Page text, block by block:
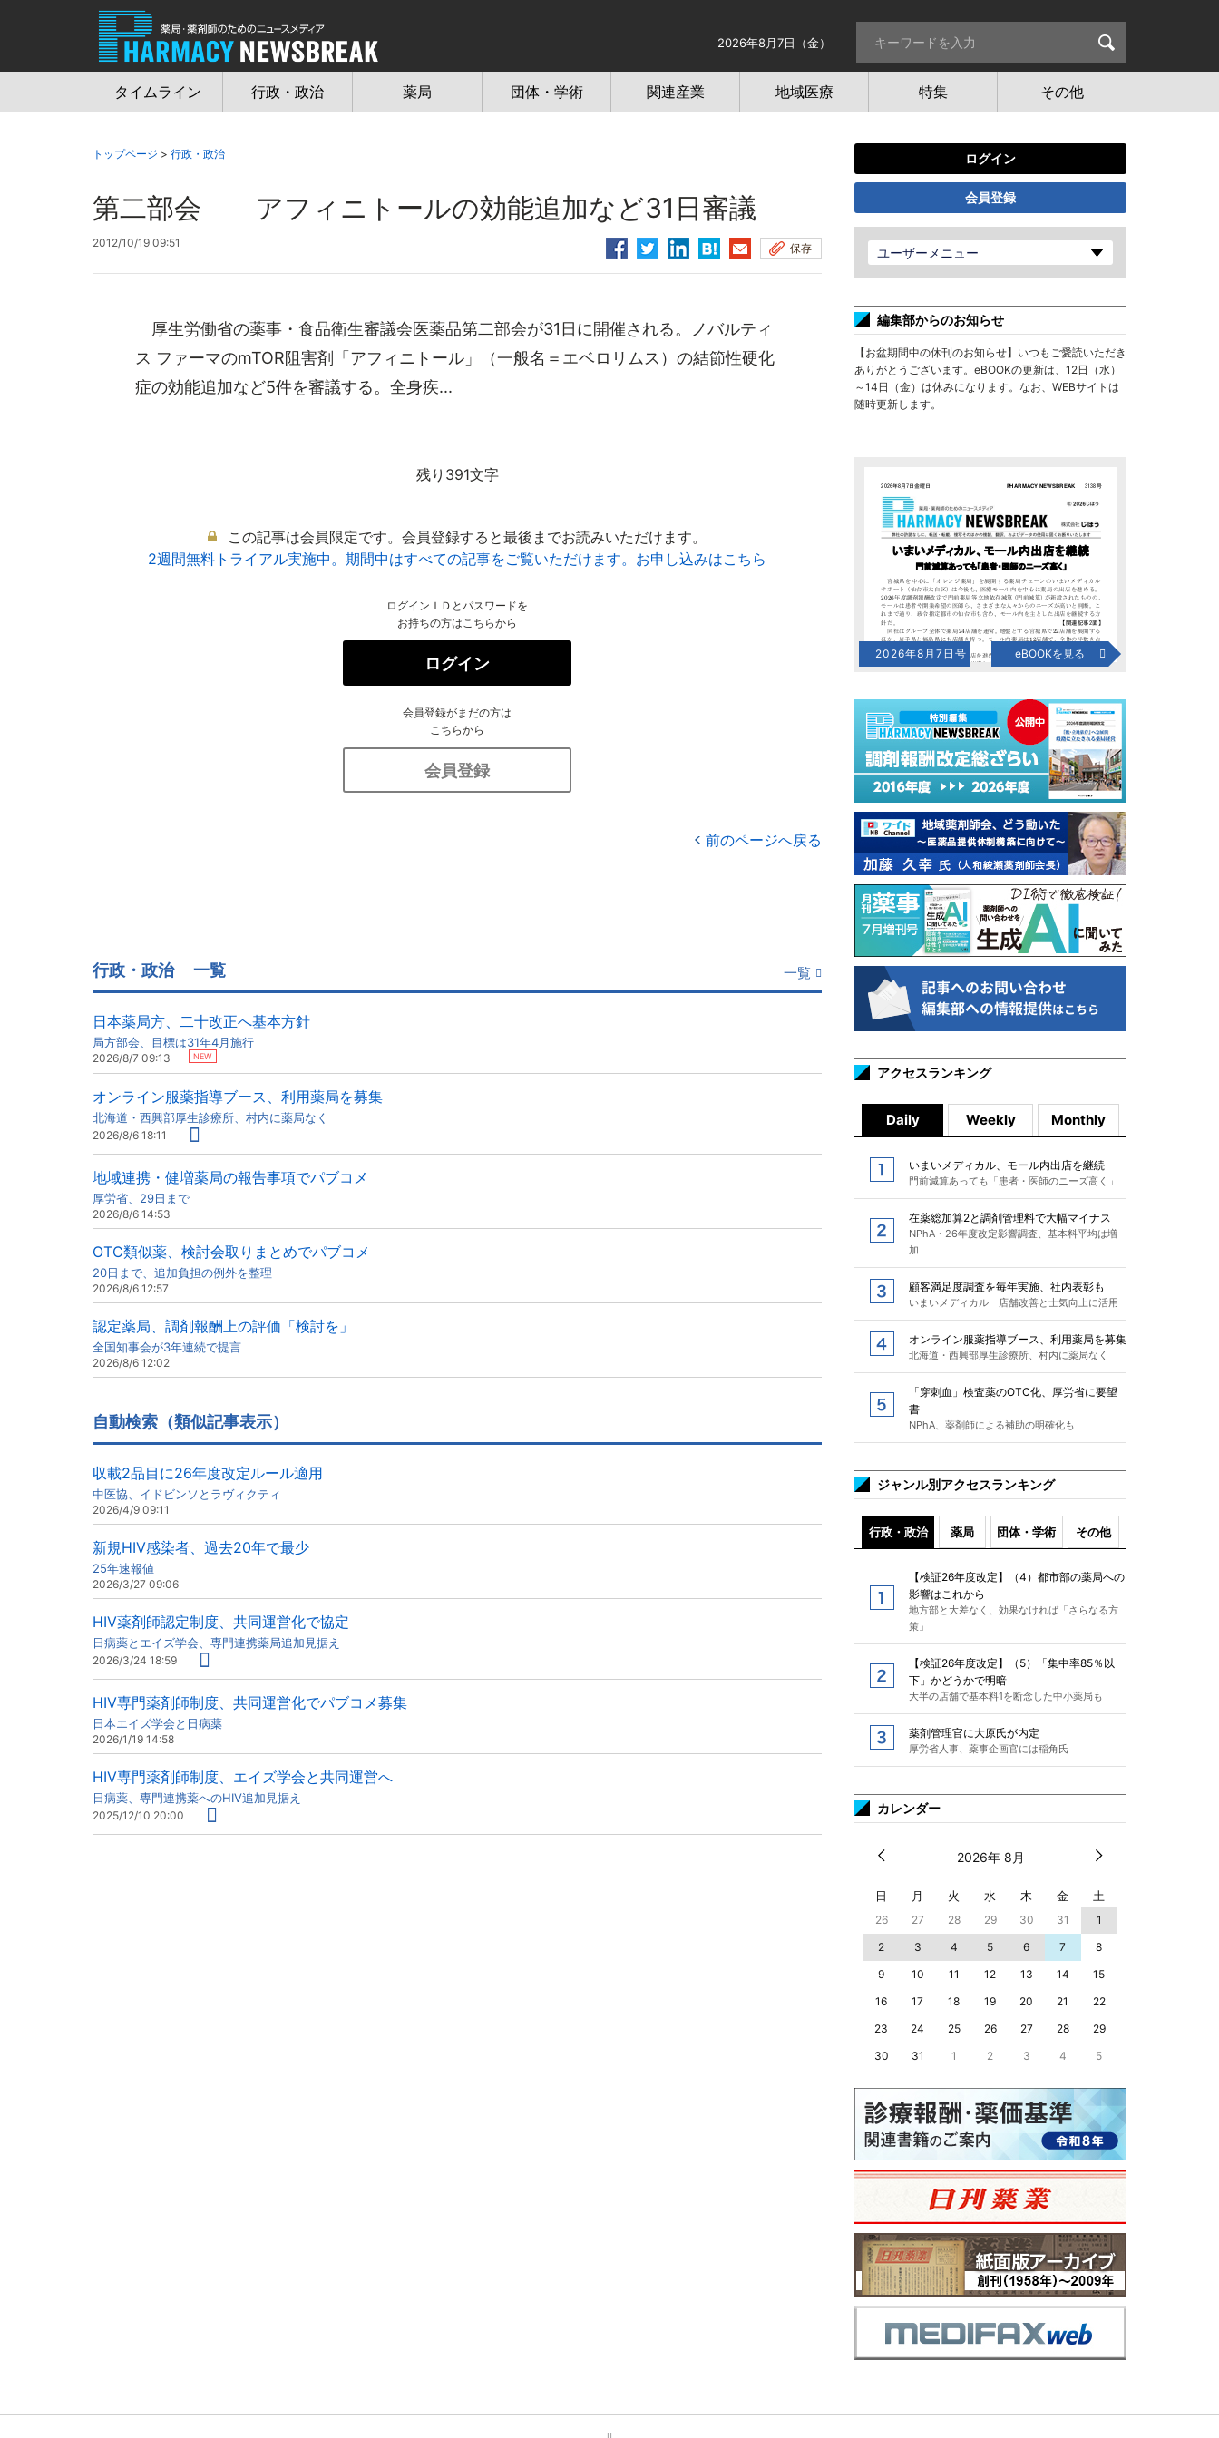
2026年8月7日（金）
タイムライン 行政・政治 薬局 団体・学術 関連産業 地域医療 特集 その他
トップページ > 行政・政治
第二部会 アフィニトールの効能追加など31日審議
2012/10/19 09:51 保存
厚生労働省の薬事・食品衛生審議会医薬品第二部会が31日に開催される。ノバルティ
ス ファーマのmTOR阻害剤「アフィニトール」（一般名＝エベロリムス）の結節性硬化
症の効能追加など5件を審議する。全身疾...
残り391文字
この記事は会員限定です。会員登録すると最後までお読みいただけます。
2週間無料トライアル実施中。期間中はすべての記事をご覧いただけます。お申し込みはこちら
ログインＩＤとパスワードを
お持ちの方はこちらから
ログイン
会員登録がまだの方は
こちらから
会員登録
前のページへ戻る
行政・政治 一覧 一覧
日本薬局方、二十改正へ基本方針
局方部会、目標は31年4月施行
2026/8/7 09:13 NEW
オンライン服薬指導ブース、利用薬局を募集
北海道・西興部厚生診療所、村内に薬局なく
2026/8/6 18:11
地域連携・健増薬局の報告事項でパブコメ
厚労省、29日まで
2026/8/6 14:53
OTC類似薬、検討会取りまとめでパブコメ
20日まで、追加負担の例外を整理
2026/8/6 12:57
認定薬局、調剤報酬上の評価「検討を」
全国知事会が3年連続で提言
2026/8/6 12:02
自動検索（類似記事表示）
収載2品目に26年度改定ルール適用
中医協、イドビンソとラヴィクティ
2026/4/9 09:11
新規HIV感染者、過去20年で最少
25年速報値
2026/3/27 09:06
HIV薬剤師認定制度、共同運営化で協定
日病薬とエイズ学会、専門連携薬局追加見据え
2026/3/24 18:59
HIV専門薬剤師制度、共同運営化でパブコメ募集
日本エイズ学会と日病薬
2026/1/19 14:58
HIV専門薬剤師制度、エイズ学会と共同運営へ
日病薬、専門連携薬へのHIV追加見据え
2025/12/10 20:00
ログイン
会員登録
ユーザーメニュー
編集部からのお知らせ
【お盆期間中の休刊のお知らせ】いつもご愛読いただき
ありがとうございます。eBOOKの更新は、12日（水）
～14日（金）は休みになります。なお、WEBサイトは
随時更新します。
2026年8月7日号 eBOOKを見る
アクセスランキング
Daily Weekly Monthly
いまいメディカル、モール内出店を継続
門前減算あっても「患者・医師のニーズ高く」
在薬総加算2と調剤管理料で大幅マイナス
NPhA・26年度改定影響調査、基本料平均は増
加
顧客満足度調査を毎年実施、社内表彰も
いまいメディカル 店舗改善と士気向上に活用
オンライン服薬指導ブース、利用薬局を募集
北海道・西興部厚生診療所、村内に薬局なく
「穿刺血」検査薬のOTC化、厚労省に要望
書
NPhA、薬剤師による補助の明確化も
ジャンル別アクセスランキング
行政・政治 薬局 団体・学術 その他
【検証26年度改定】（4）都市部の薬局への
影響はこれから
地方部と大差なく、効果なければ「さらなる方
策」
【検証26年度改定】（5）「集中率85％以
下」かどうかで明暗
大半の店舗で基本料1を断念した中小薬局も
薬剤管理官に大原氏が内定
厚労省人事、薬事企画官には稲角氏
カレンダー
2026年 8月
日 月 火 水 木 金 土
26 27 28 29 30 31
1
2
3 4 5 6 7
8
9
10 11 12 13 14
15
16
17 18 19 20 21
22
23
24 25 26 27 28
29
30
31 1 2 3 4 5